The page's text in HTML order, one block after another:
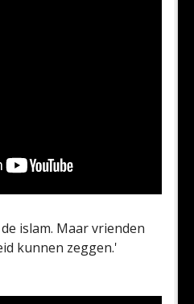
islam. Maar vrienden
kunnen zeggen.'